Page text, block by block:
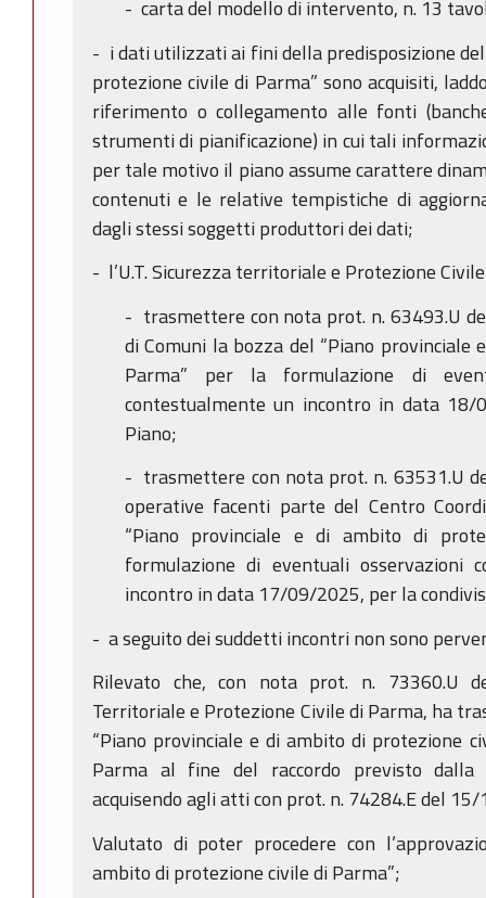
- carta del modello di intervento, n. 13
- i dati utilizzati ai fini della predisposizione
protezione civile di Parma” sono acquisiti,
riferimento o collegamento alle fonti
strumenti di pianificazione) in cui tali
per tale motivo il piano assume carattere
contenuti e le relative tempistiche di
dagli stessi soggetti produttori dei dati;
- l’U.T. Sicurezza territoriale e Protezione
- trasmettere con nota prot. n. 63493.U
di Comuni la bozza del “Piano
Parma” per la formulazione di
contestualmente un incontro in data 18/
Piano;
- trasmettere con nota prot. n. 63531.U
operative facenti parte del Centro
“Piano provinciale e di ambito di
formulazione di eventuali osservazioni
incontro in data 17/09/2025, per la
- a seguito dei suddetti incontri non sono
Rilevato che, con nota prot. n. 73360.U
Territoriale e Protezione Civile di Parma, ha
“Piano provinciale e di ambito di protezione
Parma al fine del raccordo previsto
acquisendo agli atti con prot. n. 74284.E del
Valutato di poter procedere con
ambito di protezione civile di Parma”;